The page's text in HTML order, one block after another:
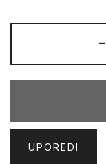
-
UPOREDI